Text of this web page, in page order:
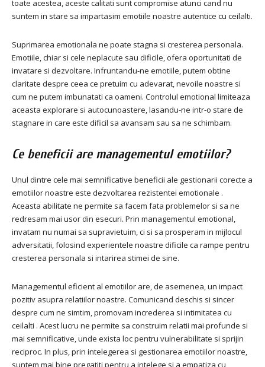
toate acestea, aceste calitati sunt compromise atunci cand nu
suntem in stare sa impartasim emotiile noastre autentice cu ceilalti.
Suprimarea emotionala ne poate stagna si cresterea personala.
Emotiile, chiar si cele neplacute sau dificile, ofera oportunitati de
invatare si dezvoltare. Infruntandu-ne emotiile, putem obtine
claritate despre ceea ce pretuim cu adevarat, nevoile noastre si
cum ne putem imbunatati ca oameni. Controlul emotional limiteaza
aceasta explorare si autocunoastere, lasandu-ne intr-o stare de
stagnare in care este dificil sa avansam sau sa ne schimbam.
Ce beneficii are managementul emotiilor?
Unul dintre cele mai semnificative beneficii ale gestionarii corecte a
emotiilor noastre este dezvoltarea rezistentei emotionale .
Aceasta abilitate ne permite sa facem fata problemelor si sa ne
redresam mai usor din esecuri. Prin managementul emotional,
invatam nu numai sa supravietuim, ci si sa prosperam in mijlocul
adversitatii, folosind experientele noastre dificile ca rampe pentru
cresterea personala si intarirea stimei de sine.
Managementul eficient al emotiilor are, de asemenea, un impact
pozitiv asupra relatiilor noastre. Comunicand deschis si sincer
despre cum ne simtim, promovam increderea si intimitatea cu
ceilalti . Acest lucru ne permite sa construim relatii mai profunde si
mai semnificative, unde exista loc pentru vulnerabilitate si sprijin
reciproc. In plus, prin intelegerea si gestionarea emotiilor noastre,
suntem mai bine pregatiti pentru a intelege si a empatiza cu